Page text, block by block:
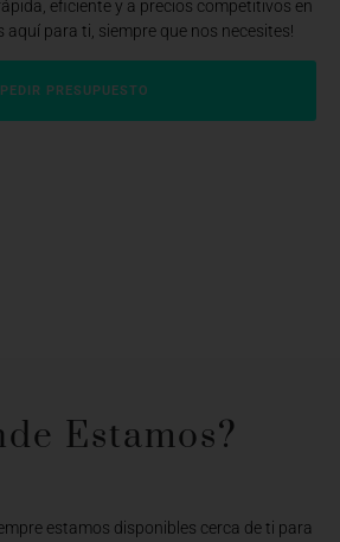
eficiente y a precios competitivos en
aquí para ti, siempre que nos necesites!
PEDIR PRESUPUESTO
Estamos?​
estamos disponibles cerca de ti para